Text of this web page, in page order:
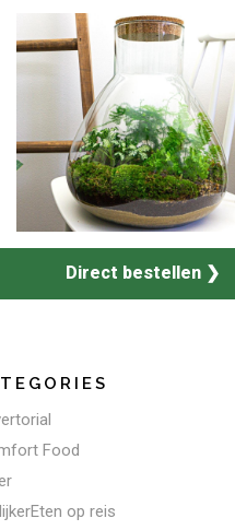
Direct bestellen ❯
Food
op reis